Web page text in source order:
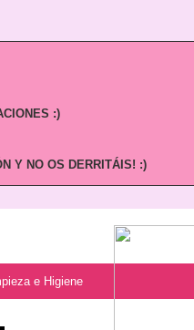
:)
Y NO OS DERRITÁIS! :)
e Higiene